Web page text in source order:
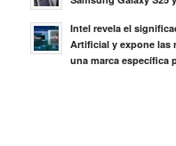
Intel revela el
Artificial y expone las
una marca específica